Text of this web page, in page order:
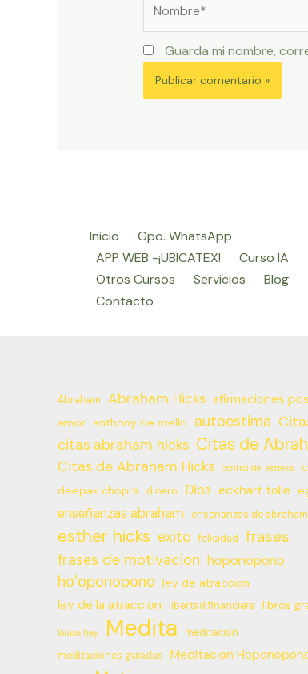
Guarda mi nombre,
Inicio
Gpo. WhatsApp
APP WEB -¡UBICATEX!
Curso IA
Otros Cursos
Servicios
Blog
Contacto
Abraham Abraham Hicks afirmaciones
amor anthony de mello autoestima
citas abraham hicks Citas de
Citas de Abraham Hicks control del estress
deepak chopra dinero Dios eckhart tolle
enseñanzas abraham enseñanzas de abraham
esther hicks exito felicidad frases
frases de motivacion hoponopono
ho’oponopono ley de atraccion
ley de la atraccion libertad financiera libros
louise hay Medita
meditacion
meditaciones guiadas
Meditacion